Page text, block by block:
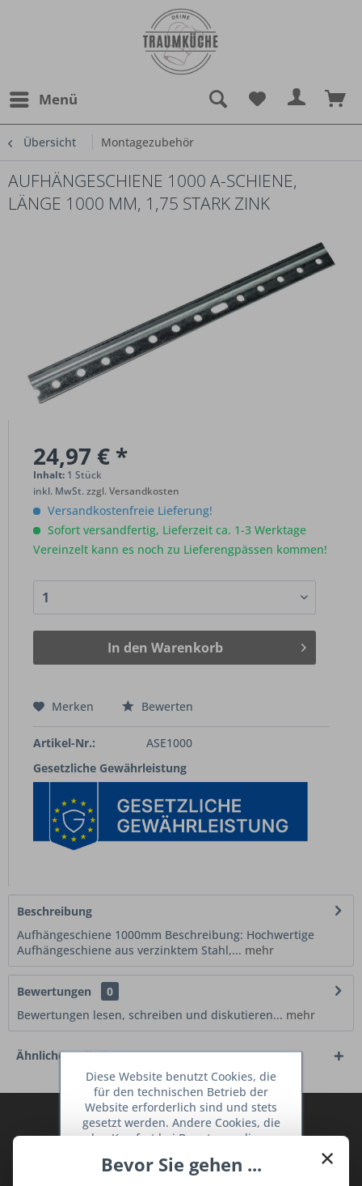
Menü
Übersicht Montagezubehör
AUFHÄNGESCHIENE 1000 A-SCHIENE,
LÄNGE 1000 MM, 1,75 STARK ZINK
24,97 € *
Inhalt: 1 Stück
inkl. MwSt.zzgl. Versandkosten
Versandkostenfreie Lieferung!
Sofort versandfertig, Lieferzeit ca. 1-3 Werktage
Vereinzelt kann es noch zu Lieferengpässen kommen!
In den Warenkorb
Merken Bewerten
Artikel-Nr.:
ASE1000
Gesetzliche Gewährleistung
Beschreibung
Aufhängeschiene 1000mm Beschreibung: Hochwertige
Aufhängeschiene aus verzinktem Stahl,... mehr
Bewertungen
0
Bewertungen lesen, schreiben und diskutieren... mehr
Ähnliche Artikel
Abonnieren Sie den kostenlosen Deine
TraumKüche Newsletter und verpassen
Sie keine Neuigkeit oder Aktion mehr aus
dem Traum Küchen - Shop.
×
Bevor Sie gehen ...
Diese Website benutzt Cookies, die
für den technischen Betrieb der
Website erforderlich sind und stets
gesetzt werden. Andere Cookies, die
den Komfort bei Benutzung dieser
dienen oder die Interaktion mit